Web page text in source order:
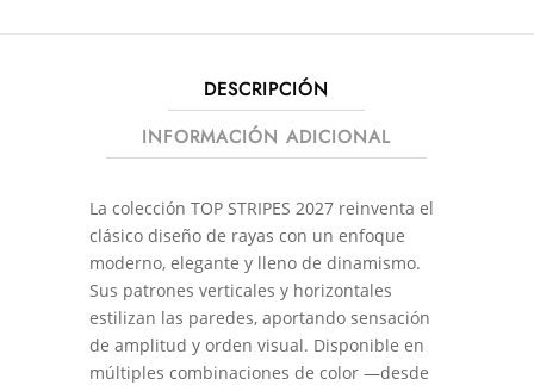
DESCRIPCIÓN
INFORMACIÓN ADICIONAL
La colección TOP STRIPES 2027 reinventa el
clásico diseño de rayas con un enfoque
moderno, elegante y lleno de dinamismo.
Sus patrones verticales y horizontales
estilizan las paredes, aportando sensación
de amplitud y orden visual. Disponible en
múltiples combinaciones de color —desde